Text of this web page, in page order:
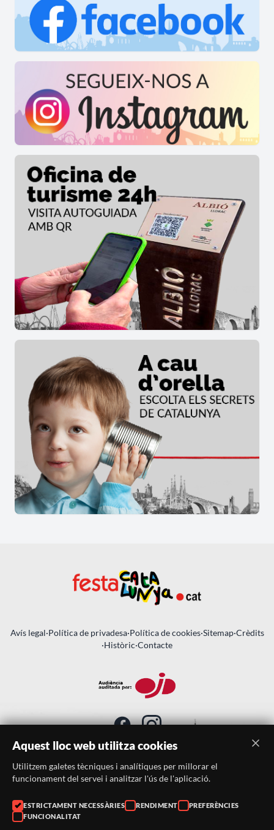
Avís legal·Política de privadesa·Política de cookies·Sitemap·Crèdits
·Històric·Contacte
SUBSCRIU-TE AL BUTLLETÍ
Telèfon: 938046359
Correu:
Aquest lloc web utilitza cookies
Utilitzem galetes tècniques i analítiques per millorar el
funcionament del servei i analitzar l'ús de l'aplicació.
ESTRICTAMENT NECESSÀRIES RENDIMENT
PREFERÈNCIES
FUNCIONALITAT